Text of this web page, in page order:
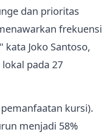
dan prioritas
frekuensi
Joko Santoso,
pada 27
kursi).
menjadi 58%